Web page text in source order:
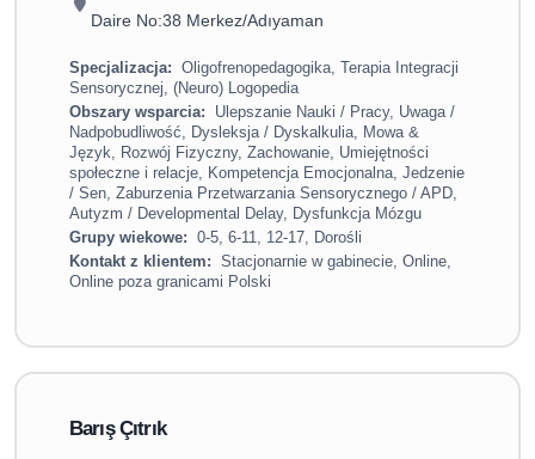
Daire No:38 Merkez/Adıyaman
Specjalizacja: Oligofrenopedagogika, Terapia Integracji
Sensorycznej, (Neuro) Logopedia
Obszary wsparcia:
Ulepszanie Nauki / Pracy, Uwaga /
Nadpobudliwość, Dysleksja / Dyskalkulia, Mowa &
Język, Rozwój Fizyczny, Zachowanie, Umiejętności
społeczne i relacje, Kompetencja Emocjonalna, Jedzenie
/ Sen, Zaburzenia Przetwarzania Sensorycznego / APD,
Autyzm / Developmental Delay, Dysfunkcja Mózgu
Grupy wiekowe: 0-5, 6-11, 12-17, Dorośli
Kontakt z klientem: Stacjonarnie w gabinecie, Online,
Online poza granicami Polski
Barış Çıtrık